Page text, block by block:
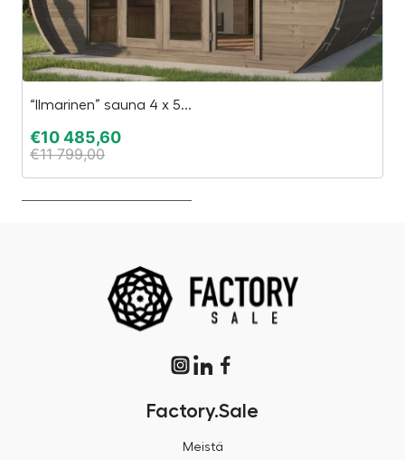
“Ilmarinen” sauna 4 x 5...
€10 485,60
€11 799,00
Factory.Sale
Meistä